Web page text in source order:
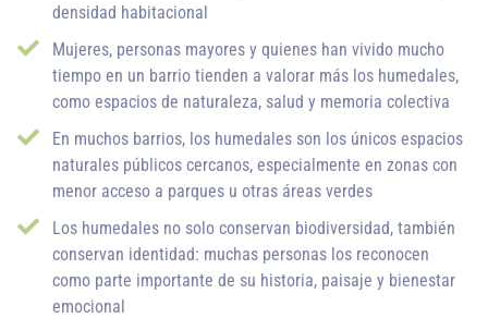
densidad habitacional
Mujeres, personas mayores y quienes han vivido mucho
tiempo en un barrio tienden a valorar más los humedales,
como espacios de naturaleza, salud y memoria colectiva
En muchos barrios, los humedales son los únicos espacios
naturales públicos cercanos, especialmente en zonas con
menor acceso a parques u otras áreas verdes
Los humedales no solo conservan biodiversidad, también
conservan identidad: muchas personas los reconocen
como parte importante de su historia, paisaje y bienestar
emocional